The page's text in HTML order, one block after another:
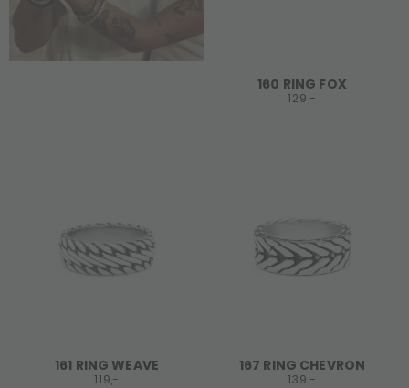
160 RING FOX
129,-
161 RING WEAVE
119,-
167 RING CHEVRON
139,-